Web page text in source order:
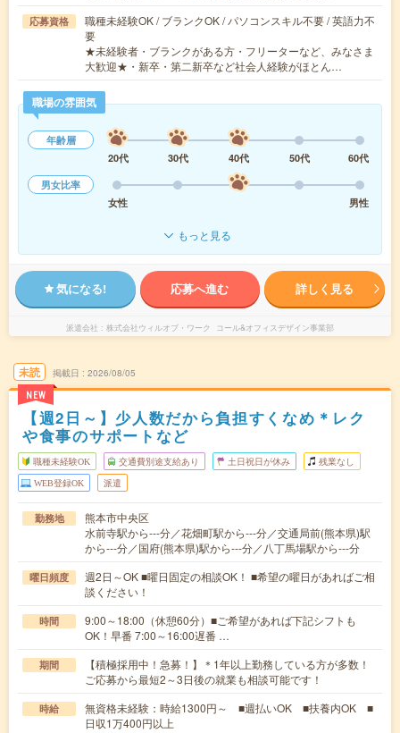
応募資格
職種未経験OK / ブランクOK / パソコンスキル不要 / 英語力不
要
★未経験者・ブランクがある方・フリーターなど、みなさま
大歓迎★・新卒・第二新卒など社会人経験がほとん…
職場の雰囲気
年齢層
20代
30代 40代 50代
60代
男女比率
女性
男性
もっと見る
気になる! 応募へ進む 詳しく見る
派遣会社 株式会社ウィルオブ・ワーク コール&オフィスデザイン事業部
未読
NEW
掲載日 2026/08/05
【週2日～】少人数だから負担すくなめ＊レク
や食事のサポートなど
職種未経験OK 交通費別途支給あり 土日祝日が休み 残業なし
WEB登録OK 派遣
勤務地
熊本市中央区
水前寺駅から---分／花畑町駅から---分／交通局前(熊本県)駅
から---分／国府(熊本県)駅から---分／八丁馬場駅から---分
曜日頻度
週2日～OK ■曜日固定の相談OK！ ■希望の曜日があればご相
談ください！
時間
9:00～18:00（休憩60分）■ご希望があれば下記シフトも
OK！早番 7:00～16:00遅番 …
期間
【積極採用中！急募！】＊1年以上勤務している方が多数！
ご応募から最短2～3日後の就業も相談可能です！
時給
無資格未経験：時給1300円～ ■週払いOK ■扶養内OK ■
日収1万400円以上